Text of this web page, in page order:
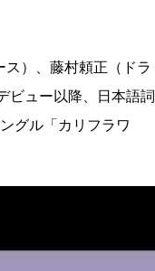
）、藤村頼正（ドラ
ビュー以降、日本語詞
グル「カリフラワ